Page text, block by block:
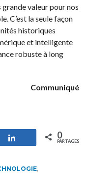
valeur pour nos
C’est la seule façon
historiques
et intelligente
robuste à long
Communiqué
Partagez 0
PARTAGES
,